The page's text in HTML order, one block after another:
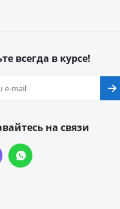
всегда в курсе!
на связи